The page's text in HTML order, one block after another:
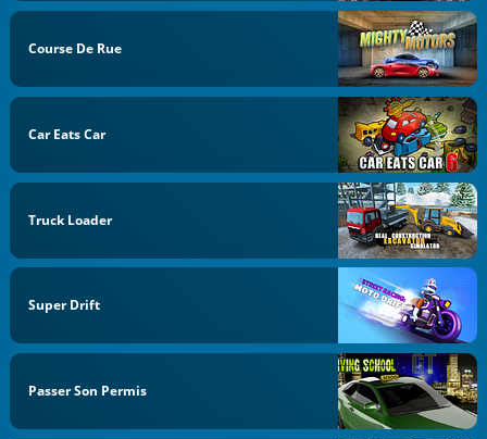
Course De Rue
Car Eats Car
Truck Loader
Super Drift
Passer Son Permis